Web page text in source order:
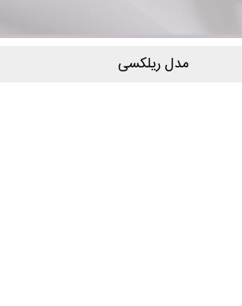
مدل ریلکسی